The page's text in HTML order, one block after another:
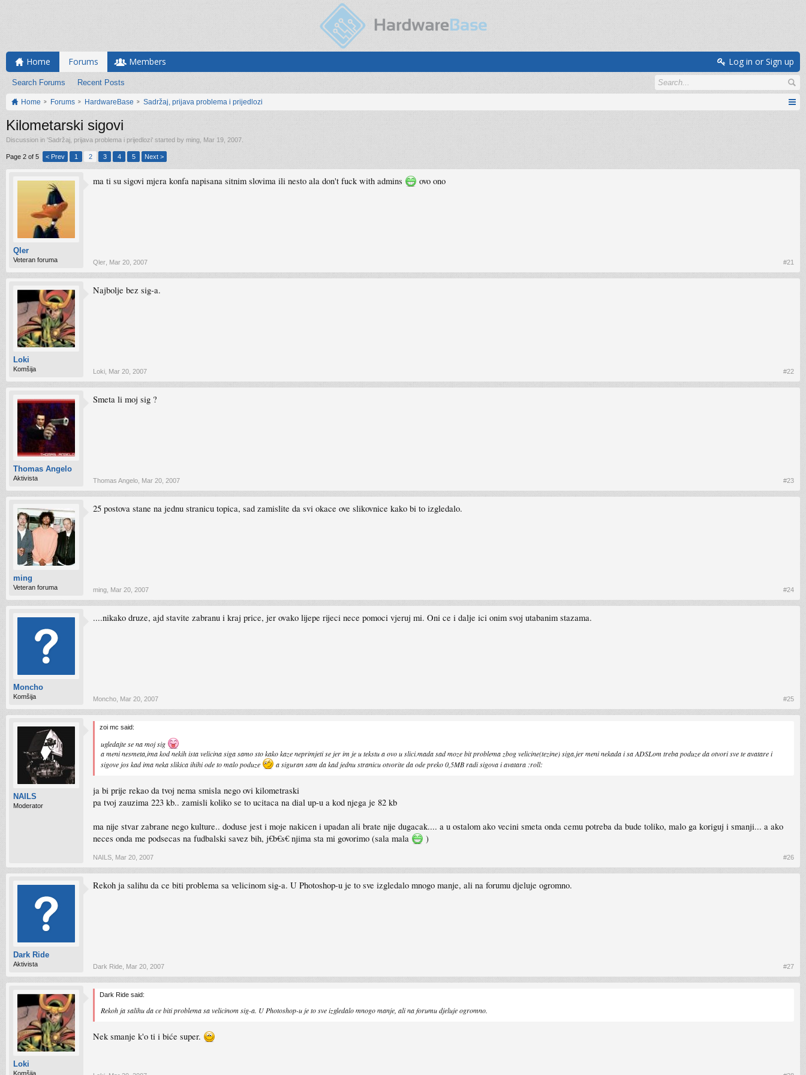
Home Forums
Search Forums Recent Posts
Members Log in or Sign up
Home Forums HardwareBase Sadržaj, prijava problema i prijedlozi
Kilometarski sigovi
Discussion in 'Sadržaj, prijava problema i prijedlozi' started by ming Mar 19, 2007
Page 2 of 5 < Prev 1 2 3 4 5 Next >
Qler
Veteran foruma
ma ti su sigovi mjera konfa napisana sitnim slovima ili nesto ala don't fuck with admins ovo ono
Qler Mar 20, 2007 #21
Loki
Komšija
Najbolje bez sig-a.
Loki Mar 20, 2007 #22
Thomas Angelo
Aktivista
Smeta li moj sig ?
Thomas Angelo Mar 20, 2007 #23
ming
Veteran foruma
25 postova stane na jednu stranicu topica, sad zamislite da svi okace ove slikovnice kako bi to izgledalo.
ming Mar 20, 2007 #24
Moncho
Komšija
....nikako druze, ajd stavite zabranu i kraj price, jer ovako lijepe rijeci nece pomoci vjeruj mi. Oni ce i dalje ici onim svoj utabanim stazama.
Moncho Mar 20, 2007 #25
NAILS
Moderator
zoi mc said:
ugledajte se na moj sig
a meni nesmeta,ima kod nekih ista velicina siga samo sto kako kaze neprimjeti se jer im je u tekstu a ovo u slici.mada sad moze bit problema zbog velicine(tezine) siga.jer meni nekada i sa ADSLom treba poduze da otvori sve te avatare i
sigove jos kad ima neka slikica ihihi ode to malo poduze
a siguran sam da kad jednu stranicu otvorite da ode preko 0,5MB radi sigova i avatara :roll:
ja bi prije rekao da tvoj nema smisla nego ovi kilometraski
pa tvoj zauzima 223 kb.. zamisli koliko se to ucitaca na dial up-u a kod njega je 82 kb
ma nije stvar zabrane nego kulture.. doduse jest i moje nakicen i upadan ali brate nije dugacak.... a u ostalom ako vecini smeta onda cemu potreba da bude toliko, malo ga koriguj i smanji... a ako
neces onda me podsecas na fudbalski savez bih, j€b€s€ njima sta mi govorimo (sala mala
)
NAILS Mar 20, 2007 #26
Dark Ride
Aktivista
Rekoh ja salihu da ce biti problema sa velicinom sig-a. U Photoshop-u je to sve izgledalo mnogo manje, ali na forumu djeluje ogromno.
Dark Ride Mar 20, 2007 #27
Loki
Komšija
Dark Ride said:
Rekoh ja salihu da ce biti problema sa velicinom sig-a. U Photoshop-u je to sve izgledalo mnogo manje, ali na forumu djeluje ogromno.
Nek smanje k'o ti i biće super.